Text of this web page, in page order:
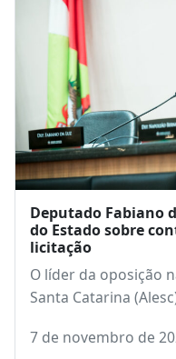
Deputado Fabiano
do Estado sobre
licitação
O líder da oposição
Santa Catarina
7 de novembro de